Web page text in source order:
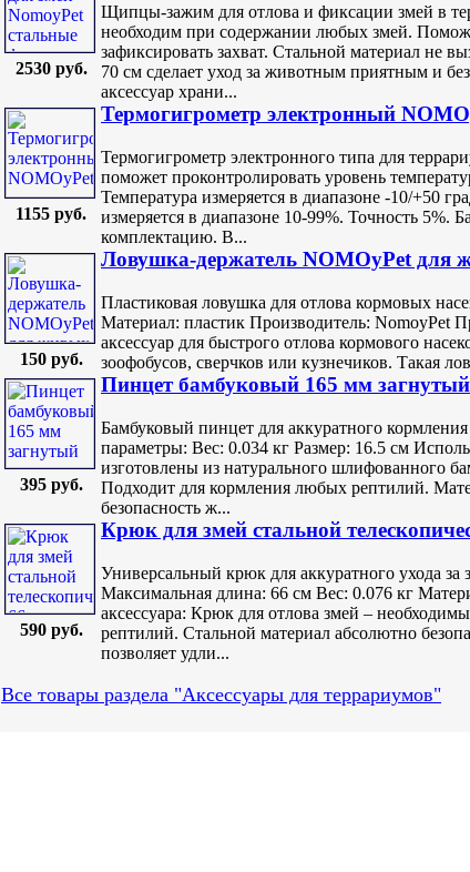
2530 руб.
Щипцы-зажим для отлова и фиксации змей в
необходим при содержании любых змей.
зафиксировать захват. Стальной материал не
70 см сделает уход за животным приятным и
аксессуар храни...
1155 руб.
Термогигрометр электронный
Термогигрометр электронного типа для
поможет проконтролировать уровень
Температура измеряется в диапазоне -10/+50
измеряется в диапазоне 10-99%. Точность 5%.
комплектацию. В...
150 руб.
Ловушка-держатель NOMOyPet для
Пластиковая ловушка для отлова кормовых
Материал: пластик Производитель: NomoyPet
аксессуар для быстрого отлова кормового
зоофобусов, сверчков или кузнечиков. Такая
395 руб.
Пинцет бамбуковый 165 мм загнутый
Бамбуковый пинцет для аккуратного
параметры: Вес: 0.034 кг Размер: 16.5 см
изготовлены из натурального шлифованного
Подходит для кормления любых рептилий.
безопасность ж...
590 руб.
Крюк для змей стальной
Универсальный крюк для аккуратного ухода
Максимальная длина: 66 см Вес: 0.076 кг
аксессуара: Крюк для отлова змей –
рептилий. Стальной материал абсолютно
позволяет удли...
Все товары раздела "Аксессуары для террариумов"